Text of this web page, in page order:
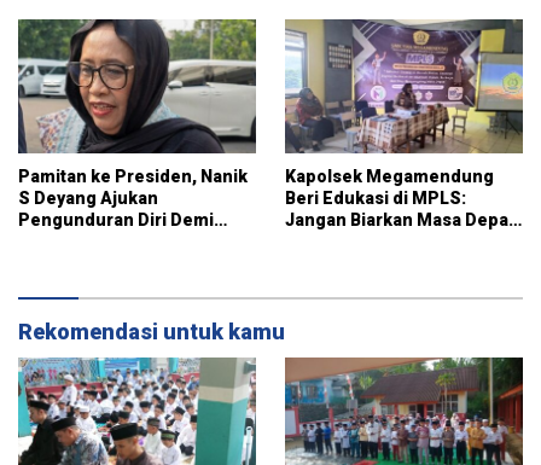
Pamitan ke Presiden, Nanik
S Deyang Ajukan
Pengunduran Diri Demi
Kapolsek Megamendung
Beri Edukasi di MPLS:
Jangan Biarkan Masa Depan
Rekomendasi untuk kamu